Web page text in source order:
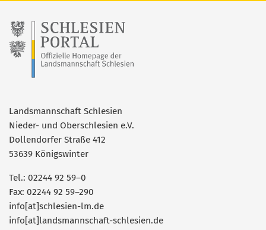
Landsmannschaft Schlesien
Nieder- und Oberschlesien e.V.
Dollendorfer Straße 412
53639 Königswinter
Tel.: 02244 92 59–0
Fax: 02244 92 59–290
info[at]schlesien-lm.de
info[at]landsmannschaft-schlesien.de